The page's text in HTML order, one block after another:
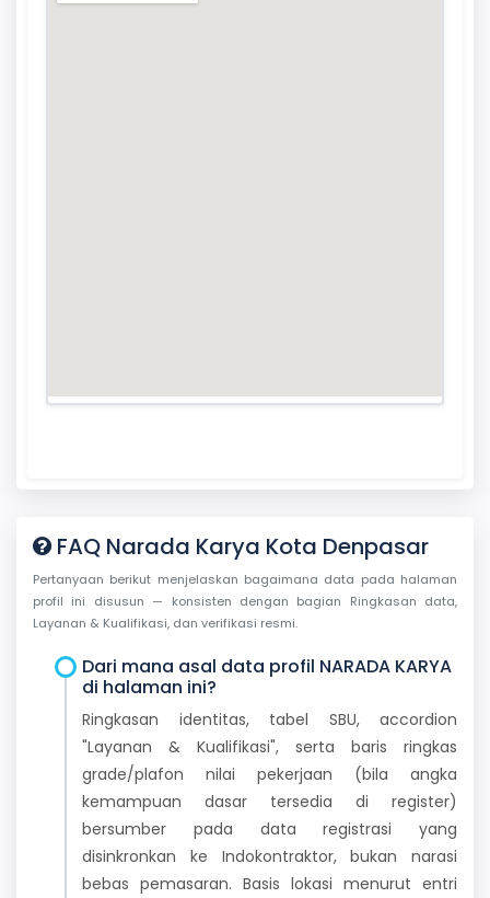
FAQ Narada Karya Kota Denpasar
Pertanyaan berikut menjelaskan bagaimana data pada halaman
profil ini disusun — konsisten dengan bagian Ringkasan data,
Layanan & Kualifikasi, dan verifikasi resmi.
Dari mana asal data profil NARADA KARYA
di halaman ini?
Ringkasan identitas, tabel SBU, accordion
"Layanan & Kualifikasi", serta baris ringkas
grade/plafon nilai pekerjaan (bila angka
kemampuan dasar tersedia di register)
bersumber pada data registrasi yang
disinkronkan ke Indokontraktor, bukan narasi
bebas pemasaran. Basis lokasi menurut entri